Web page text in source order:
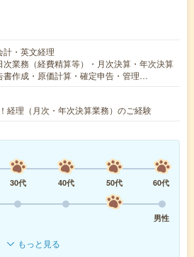
計・英文経理
次業務（経費精算等）・月次決算・年次決算
書作成・原価計算・確定申告・管理…
経理（月次・年次決算業務）のご経験
30代 40代 50代
60代
男性
もっと見る